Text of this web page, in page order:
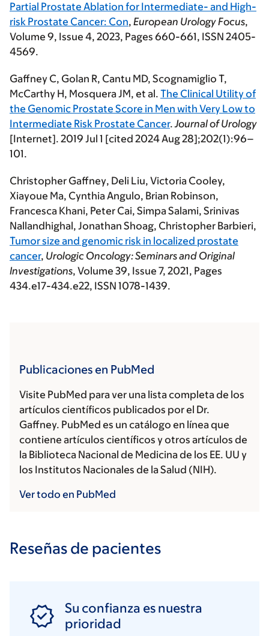
Partial Prostate Ablation for Intermediate- and High-
risk Prostate Cancer: Con, European Urology Focus,
Volume 9, Issue 4, 2023, Pages 660-661, ISSN 2405-
4569.
Gaffney C, Golan R, Cantu MD, Scognamiglio T,
McCarthy H, Mosquera JM, et al. The Clinical Utility of
the Genomic Prostate Score in Men with Very Low to
Intermediate Risk Prostate Cancer.Journal of Urology
[Internet]. 2019 Jul 1 [cited 2024 Aug 28];202(1):96–
101.
Christopher Gaffney, Deli Liu, Victoria Cooley,
Xiayoue Ma, Cynthia Angulo, Brian Robinson,
Francesca Khani, Peter Cai, Simpa Salami, Srinivas
Nallandhighal, Jonathan Shoag, Christopher Barbieri,
Tumor size and genomic risk in localized prostate
cancer, Urologic Oncology: Seminars and Original
Investigations, Volume 39, Issue 7, 2021, Pages
434.e17-434.e22, ISSN 1078-1439.
Publicaciones en PubMed
Visite PubMed para ver una lista completa de los
artículos científicos publicados por el Dr.
Gaffney. PubMed es un catálogo en línea que
contiene artículos científicos y otros artículos de
la Biblioteca Nacional de Medicina de los EE. UU y
los Institutos Nacionales de la Salud (NIH).
Ver todo en PubMed
Reseñas de pacientes
Su confianza es nuestra
prioridad